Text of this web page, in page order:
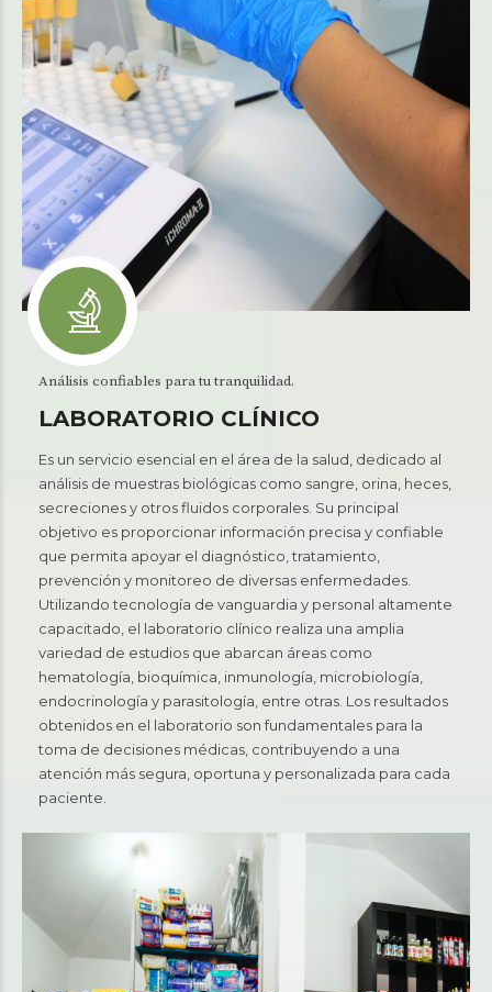
Análisis confiables para tu tranquilidad.
LABORATORIO CLÍNICO
Es un servicio esencial en el área de la salud, dedicado al
análisis de muestras biológicas como sangre, orina, heces,
secreciones y otros fluidos corporales. Su principal
objetivo es proporcionar información precisa y confiable
que permita apoyar el diagnóstico, tratamiento,
prevención y monitoreo de diversas enfermedades.
Utilizando tecnología de vanguardia y personal altamente
capacitado, el laboratorio clínico realiza una amplia
variedad de estudios que abarcan áreas como
hematología, bioquímica, inmunología, microbiología,
endocrinología y parasitología, entre otras. Los resultados
obtenidos en el laboratorio son fundamentales para la
toma de decisiones médicas, contribuyendo a una
atención más segura, oportuna y personalizada para cada
paciente.